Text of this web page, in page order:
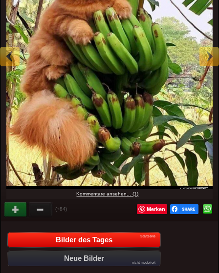
Kommentare ansehen... (1)
(+84) Merken
Bilder des Tages Startseite
Neue Bilder
nicht moderiert